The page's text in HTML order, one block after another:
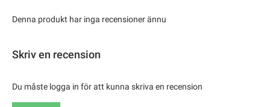
Denna produkt har inga recensioner ännu
Skriv en recension
Du måste logga in för att kunna skriva en recension